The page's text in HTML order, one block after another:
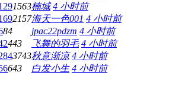
1563楠城 4 小时前
2157海天一色001 4 小时前
84 jpac22pdzm 4 小时前
443 飞舞的羽毛 4 小时前
3743秋意渐凉 4 小时前
643 白发小生 4 小时前